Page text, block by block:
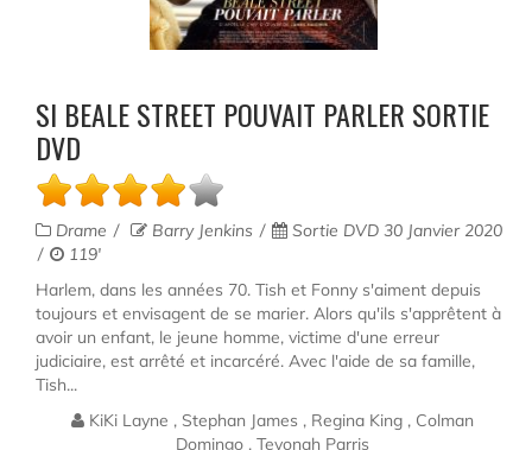
SI BEALE STREET POUVAIT PARLER SORTIE
DVD
Drame Barry Jenkins
Sortie DVD 30 Janvier 2020
119'
Harlem, dans les années 70. Tish et Fonny s'aiment depuis
toujours et envisagent de se marier. Alors qu'ils s'apprêtent à
avoir un enfant, le jeune homme, victime d'une erreur
judiciaire, est arrêté et incarcéré. Avec l'aide de sa famille,
Tish...
KiKi Layne , Stephan James , Regina King , Colman
Domingo , Teyonah Parris